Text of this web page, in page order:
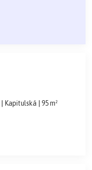
| Kapitulská | 95 m²